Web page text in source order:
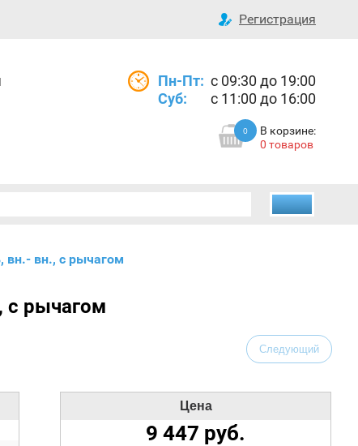
Регистрация
Пн-Пт: с 09:30 до 19:00
Суб:
с 11:00 до 16:00
0
В корзине:
0 товаров
вн.- вн., с рычагом
с рычагом
Следующий
Цена
9 447 руб.